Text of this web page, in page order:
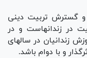
گسترش تربیت دینی
در زندانهاست و در
زندانیان در سالهای
و با دوام باشد.